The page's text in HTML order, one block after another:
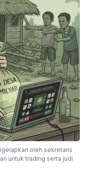
oleh sekretaris
untuk trading serta judi